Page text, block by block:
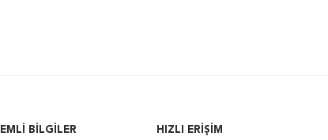
BILGILER HIZLI ERIŞIM